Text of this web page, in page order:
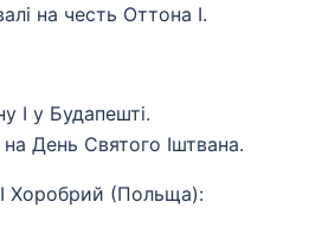
на честь Оттона I.
I у Будапешті.
День Святого Іштвана.
Хоробрий (Польща):